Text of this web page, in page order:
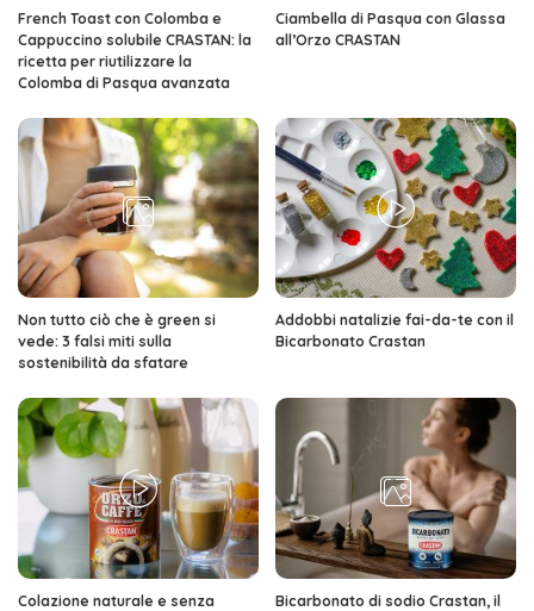
French Toast con Colomba e
Cappuccino solubile CRASTAN: la
ricetta per riutilizzare la
Colomba di Pasqua avanzata
Ciambella di Pasqua con Glassa
all’Orzo CRASTAN
Non tutto ciò che è green si
vede: 3 falsi miti sulla
sostenibilità da sfatare
Addobbi natalizie fai-da-te con il
Bicarbonato Crastan
Colazione naturale e senza
Bicarbonato di sodio Crastan, il